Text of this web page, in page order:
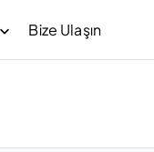
Bize Ulaşın